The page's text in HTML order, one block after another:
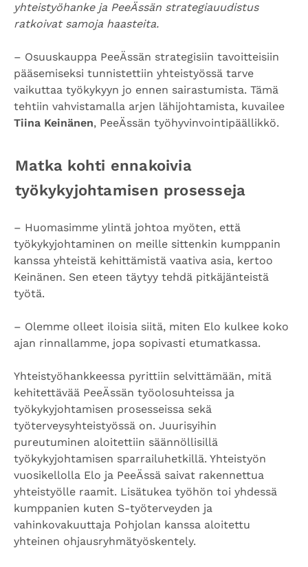
yhteistyöhanke ja PeeÄssän strategiauudistus
ratkoivat samoja haasteita.
– Osuuskauppa PeeÄssän strategisiin tavoitteisiin
pääsemiseksi tunnistettiin yhteistyössä tarve
vaikuttaa työkykyyn jo ennen sairastumista. Tämä
tehtiin vahvistamalla arjen lähijohtamista, kuvailee
Tiina Keinänen, PeeÄssän työhyvinvointipäällikkö.
Matka kohti ennakoivia
työkykyjohtamisen prosesseja
– Huomasimme ylintä johtoa myöten, että
työkykyjohtaminen on meille sittenkin kumppanin
kanssa yhteistä kehittämistä vaativa asia, kertoo
Keinänen. Sen eteen täytyy tehdä pitkäjänteistä
työtä.
– Olemme olleet iloisia siitä, miten Elo kulkee koko
ajan rinnallamme, jopa sopivasti etumatkassa.
Yhteistyöhankkeessa pyrittiin selvittämään, mitä
kehitettävää PeeÄssän työolosuhteissa ja
työkykyjohtamisen prosesseissa sekä
työterveysyhteistyössä on. Juurisyihin
pureutuminen aloitettiin säännöllisillä
työkykyjohtamisen sparrailuhetkillä. Yhteistyön
vuosikellolla Elo ja PeeÄssä saivat rakennettua
yhteistyölle raamit. Lisätukea työhön toi yhdessä
kumppanien kuten S-työterveyden ja
vahinkovakuuttaja Pohjolan kanssa aloitettu
yhteinen ohjausryhmätyöskentely.